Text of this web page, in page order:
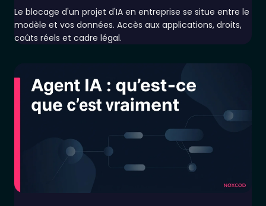
Le blocage d'un projet d'IA en entreprise se situe entre le
modèle et vos données. Accès aux applications, droits,
coûts réels et cadre légal.